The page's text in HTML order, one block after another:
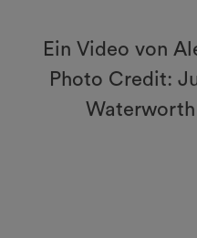
Ein Video von
Photo Credit: